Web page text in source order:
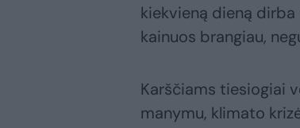
kiekvieną dieną
kainuos brangiau,
Karščiams tiesiogiai
manymu, klimato